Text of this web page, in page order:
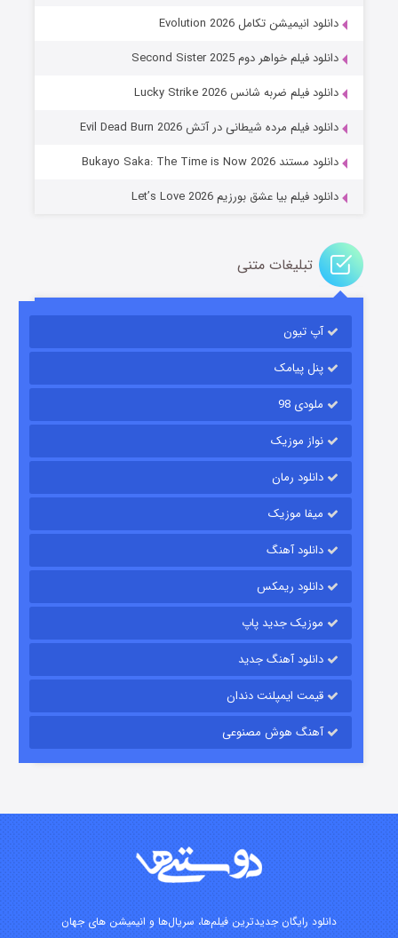
جادوگری در مغولستان
باب اسفنجی فصل ۱۷
قسمت۶ (زیرنویس) منتشر شد
قسمت۱۵ (دوبله) منتشر شد
دانلود انیمیشن تکامل Evolution 2026
دانلود فیلم خواهر دوم Second Sister 2025
دانلود فیلم ضربه شانس Lucky Strike 2026
دانلود فیلم مرده شیطانی در آتش Evil Dead Burn 2026
دانلود مستند Bukayo Saka: The Time is Now 2026
دانلود فیلم بیا عشق بورزیم Let’s Love 2026
تبلیغات متنی
آپ تیون
پنل پیامک
ملودی 98
نواز موزیک
دانلود رمان
میفا موزیک
دانلود آهنگ
دانلود ریمکس
موزیک جدید پاپ
دانلود آهنگ جدید
قیمت ایمپلنت دندان
آهنگ هوش مصنوعی
دانلود رایگان جدیدترین فیلم‌ها، سریال‌ها و انیمیشن های جهان